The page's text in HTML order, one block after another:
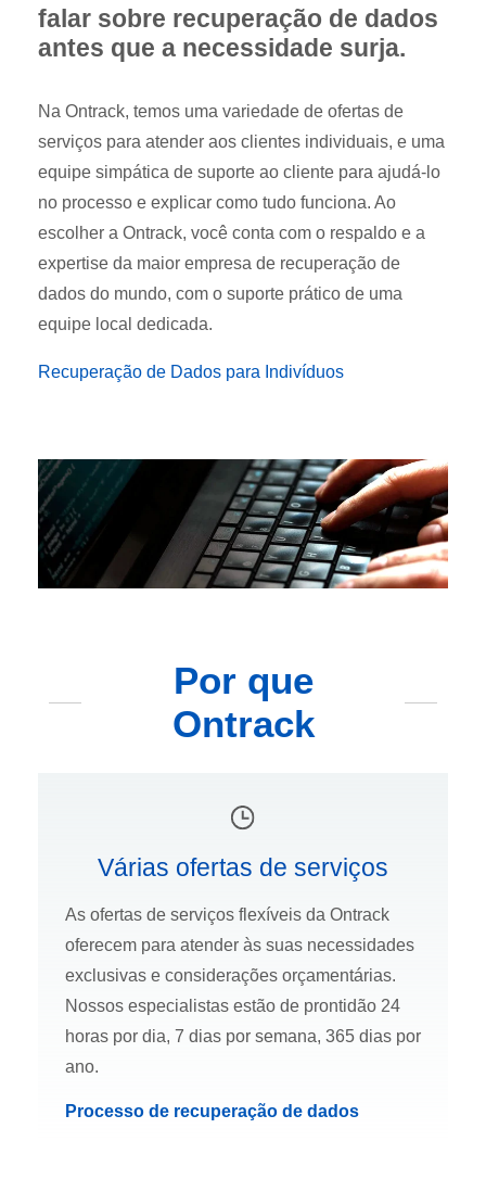
falar sobre recuperação de dados
antes que a necessidade surja.
Na Ontrack, temos uma variedade de ofertas de
serviços para atender aos clientes individuais, e uma
equipe simpática de suporte ao cliente para ajudá-lo
no processo e explicar como tudo funciona. Ao
escolher a Ontrack, você conta com o respaldo e a
expertise da maior empresa de recuperação de
dados do mundo, com o suporte prático de uma
equipe local dedicada.
Recuperação de Dados para Indivíduos
Por que
Ontrack
Várias ofertas de serviços
As ofertas de serviços flexíveis da Ontrack
oferecem para atender às suas necessidades
exclusivas e considerações orçamentárias.
Nossos especialistas estão de prontidão 24
horas por dia, 7 dias por semana, 365 dias por
ano.
Processo de recuperação de dados